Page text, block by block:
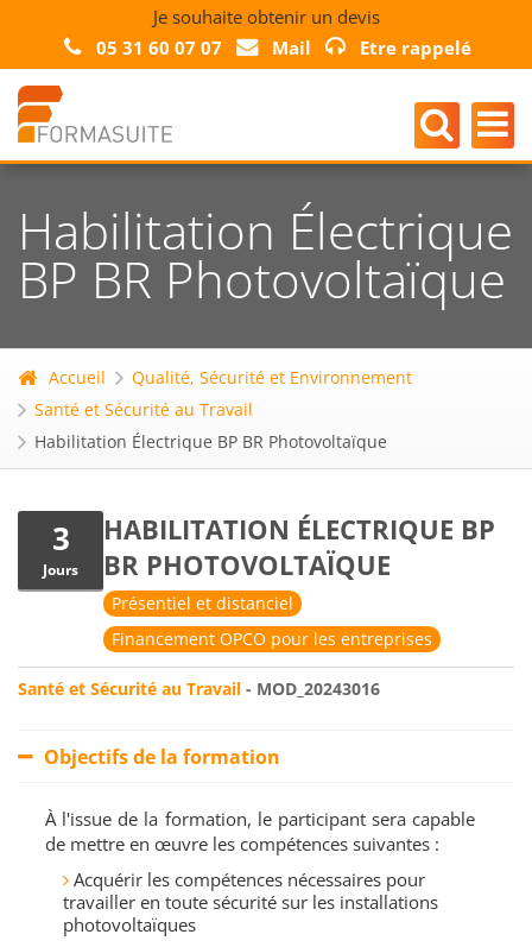
Je souhaite obtenir un devis
05 31 60 07 07
Mail Etre rappelé
Habilitation Électrique
BP BR Photovoltaïque
Accueil
Qualité, Sécurité et Environnement
Santé et Sécurité au Travail
Habilitation Électrique BP BR Photovoltaïque
3
Jours
HABILITATION ÉLECTRIQUE BP
BR PHOTOVOLTAÏQUE
Présentiel et distanciel
Financement OPCO pour les entreprises
Santé et Sécurité au Travail - MOD_20243016
Objectifs de la formation
À l'issue de la formation, le participant sera capable
de mettre en œuvre les compétences suivantes :
Acquérir les compétences nécessaires pour
travailler en toute sécurité sur les installations
photovoltaïques